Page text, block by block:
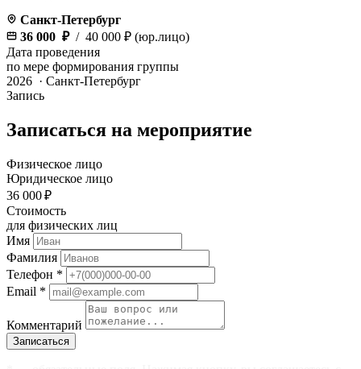
Санкт-Петербург
36 000 ₽/ 40 000 ₽ (юр.лицо)
Дата проведения
по мере формирования группы
2026 · Санкт-Петербург
Запись
Записаться на мероприятие
Физическое лицо
Юридическое лицо
36 000 ₽
Стоимость
для физических лиц
Имя
Фамилия
Телефон *
Email *
Комментарий
Записаться